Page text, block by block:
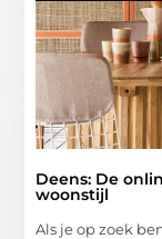
Deens: De
woonstijl
Als je op zoek